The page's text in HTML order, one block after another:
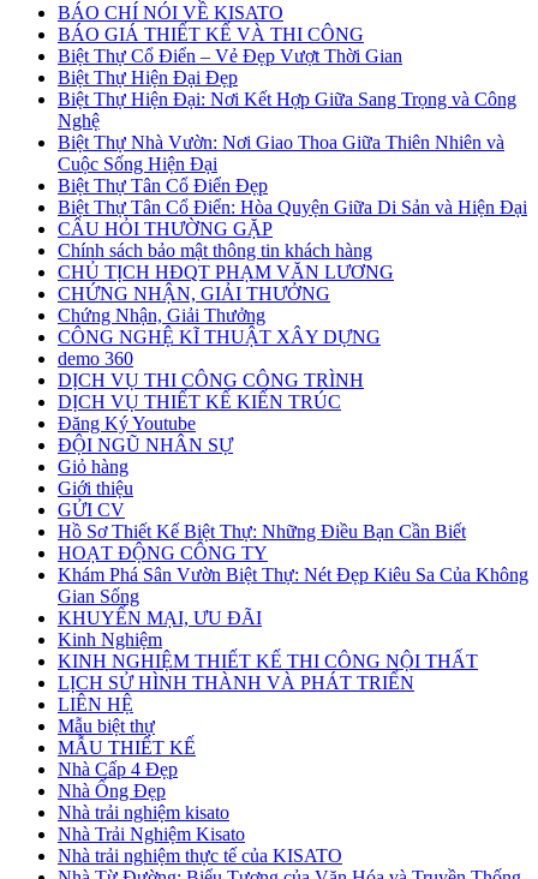
BÁO CHÍ NÓI VỀ KISATO
BÁO GIÁ THIẾT KẾ VÀ THI CÔNG
Biệt Thự Cổ Điển – Vẻ Đẹp Vượt Thời Gian
Biệt Thự Hiện Đại Đẹp
Biệt Thự Hiện Đại: Nơi Kết Hợp Giữa Sang Trọng và Công
Nghệ
Biệt Thự Nhà Vườn: Nơi Giao Thoa Giữa Thiên Nhiên và
Cuộc Sống Hiện Đại
Biệt Thự Tân Cổ Điển Đẹp
Biệt Thự Tân Cổ Điển: Hòa Quyện Giữa Di Sản và Hiện Đại
CÂU HỎI THƯỜNG GẶP
Chính sách bảo mật thông tin khách hàng
CHỦ TỊCH HĐQT PHẠM VĂN LƯƠNG
CHỨNG NHẬN, GIẢI THƯỞNG
Chứng Nhận, Giải Thưởng
CÔNG NGHỆ KĨ THUẬT XÂY DỰNG
demo 360
DỊCH VỤ THI CÔNG CÔNG TRÌNH
DỊCH VỤ THIẾT KẾ KIẾN TRÚC
Đăng Ký Youtube
ĐỘI NGŨ NHÂN SỰ
Giỏ hàng
Giới thiệu
GỬI CV
Hồ Sơ Thiết Kế Biệt Thự: Những Điều Bạn Cần Biết
HOẠT ĐỘNG CÔNG TY
Khám Phá Sân Vườn Biệt Thự: Nét Đẹp Kiêu Sa Của Không
Gian Sống
KHUYẾN MẠI, ƯU ĐÃI
Kinh Nghiệm
KINH NGHIỆM THIẾT KẾ THI CÔNG NỘI THẤT
LỊCH SỬ HÌNH THÀNH VÀ PHÁT TRIỂN
LIÊN HỆ
Mẫu biệt thự
MẪU THIẾT KẾ
Nhà Cấp 4 Đẹp
Nhà Ống Đẹp
Nhà trải nghiệm kisato
Nhà Trải Nghiệm Kisato
Nhà trải nghiệm thực tế của KISATO